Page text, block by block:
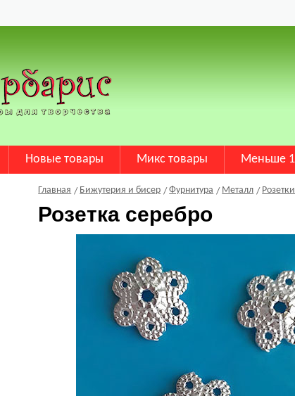
Новые товары Микс товары Меньше
Главная Бижутерия и бисер Фурнитура Металл Розетки
Розетка серебро